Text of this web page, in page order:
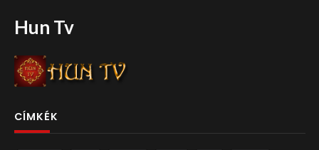
Hun Tv
CÍMKÉK